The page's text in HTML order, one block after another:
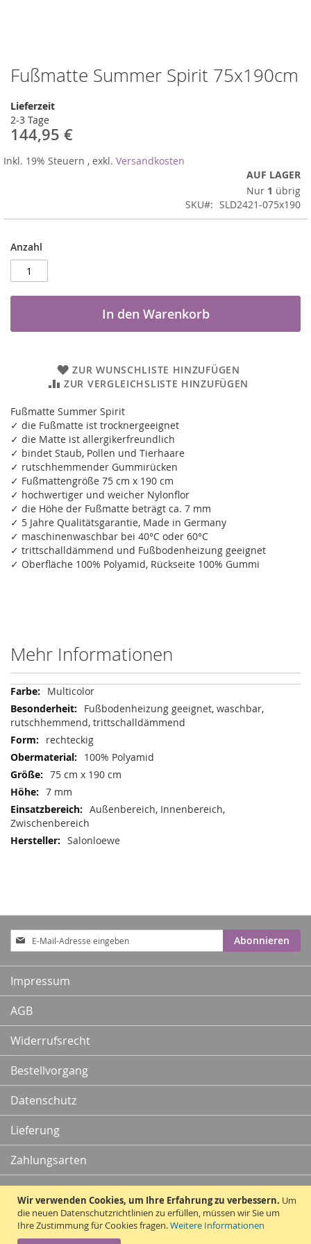
Wir verwenden Cookies, um Ihre Erfahrung zu verbessern. Um
die neuen Datenschutzrichtlinien zu erfüllen, müssen wir Sie um
Ihre Zustimmung für Cookies fragen.Weitere Informationen
Fußmatte Summer Spirit 75x190cm
Lieferzeit
2-3 Tage
144,95 €
Inkl. 19% Steuern , exkl. Versandkosten
AUF LAGER
Nur 1 übrig
SKU
SLD2421-075x190
Anzahl
In den Warenkorb
ZUR WUNSCHLISTE HINZUFÜGEN
ZUR VERGLEICHSLISTE HINZUFÜGEN
Fußmatte Summer Spirit
✓ die Fußmatte ist trocknergeeignet
✓ die Matte ist allergikerfreundlich
✓ bindet Staub, Pollen und Tierhaare
✓ rutschhemmender Gummirücken
✓ Fußmattengröße 75 cm x 190 cm
✓ hochwertiger und weicher Nylonflor
✓ die Höhe der Fußmatte beträgt ca. 7 mm
✓ 5 Jahre Qualitätsgarantie, Made in Germany
✓ maschinenwaschbar bei 40°C oder 60°C
✓ trittschalldämmend und Fußbodenheizung geeignet
✓ Oberfläche 100% Polyamid, Rückseite 100% Gummi
Zum
Anfang
der
Bildergalerie
springen
Mehr Informationen
Mehr
Informationen
Multicolor
Fußbodenheizung geeignet, waschbar,
rutschhemmend, trittschalldämmend
rechteckig
100% Polyamid
75 cm x 190 cm
7 mm
Außenbereich, Innenbereich,
Zwischenbereich
Salonloewe
Anmeldung
zum
Newsletter:
Abonnieren
Impressum
AGB
Widerrufsrecht
Bestellvorgang
Datenschutz
Lieferung
Zahlungsarten
Kontakt
Vertrag widerrufen